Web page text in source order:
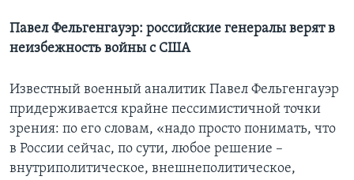
Павел Фельгенгауэр: российские генералы верят в
неизбежность войны с США
Известный военный аналитик Павел Фельгенгауэр
придерживается крайне пессимистичной точки
зрения: по его словам, «надо просто понимать, что
в России сейчас, по сути, любое решение –
внутриполитическое, внешнеполитическое,